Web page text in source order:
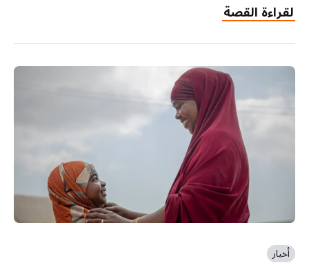
لقراءة القصة
أخبار